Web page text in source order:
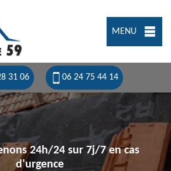
MENU
31 06 06 24 75 44 14
24h/24 sur 7j/7 en cas
d'urgence